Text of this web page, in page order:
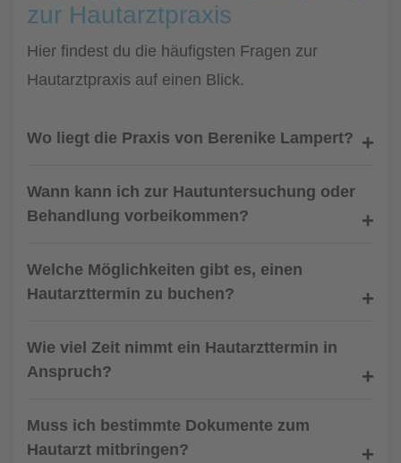
zur Hautarztpraxis
Hier findest du die häufigsten Fragen zur
Hautarztpraxis auf einen Blick.
Wo liegt die Praxis von Berenike Lampert?
Wann kann ich zur Hautuntersuchung oder
Behandlung vorbeikommen?
Welche Möglichkeiten gibt es, einen
Hautarzttermin zu buchen?
Wie viel Zeit nimmt ein Hautarzttermin in
Anspruch?
Muss ich bestimmte Dokumente zum
Hautarzt mitbringen?